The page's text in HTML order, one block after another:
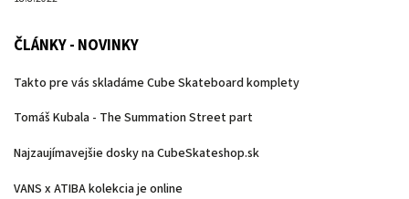
ČLÁNKY - NOVINKY
Takto pre vás skladáme Cube Skateboard komplety
Tomáš Kubala - The Summation Street part
Najzaujímavejšie dosky na CubeSkateshop.sk
VANS x ATIBA kolekcia je online